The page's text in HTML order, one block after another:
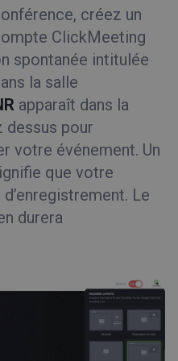
créez un
ClickMeeting
spontanée intitulée
la salle
apparaît dans la
dessus pour
votre événement. Un
que votre
Le
durera